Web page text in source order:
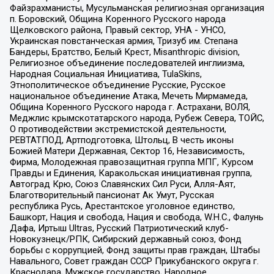
Файзрахманисты, Мусульманская религиозная организация
п. Боровский, Община Коренного Русского народа
Щелковского района, Правый сектор, УНА - УНСО,
Украинская повстанческая армия, Тризуб им. Степана
Бандеры, Братство, Белый Крест, Misanthropic division,
Религиозное объединение последователей инглиизма,
Народная Социальная Инициатива, TulaSkins,
Этнополитическое объединение Русские, Русское
национальное объединение Атака, Мечеть Мирмамеда,
Община Коренного Русского народа г. Астрахани, ВОЛЯ,
Меджлис крымскотатарского народа, Рубеж Севера, ТОЙС,
О противодействии экстремистской деятельности,
РЕВТАТПОД, Артподготовка, Штольц, В честь иконы
Божией Матери Державная, Сектор 16, Независимость,
Фирма, Молодежная правозащитная группа МПГ, Курсом
Правды и Единения, Каракольская инициативная группа,
Автоград Крю, Союз Славянских Сил Руси, Алля-Аят,
Благотворительный пансионат Ак Умут, Русская
республика Русь, Арестантское уголовное единство,
Башкорт, Нация и свобода, Нация и свобода, W.H.С., Фалунь
Дафа, Иртыш Ultras, Русский Патриотический клуб-
Новокузнецк/РПК, Сибирский державный союз, Фонд
борьбы с коррупцией, Фонд защиты прав граждан, Штабы
Навального, Совет граждан СССР Прикубанского округа г.